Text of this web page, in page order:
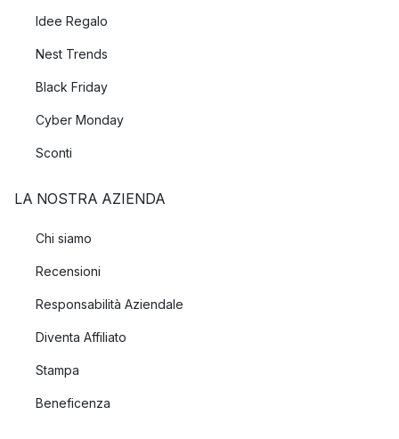
Idee Regalo
Nest Trends
Black Friday
Cyber Monday
Sconti
LA NOSTRA AZIENDA
Chi siamo
Recensioni
Responsabilità Aziendale
Diventa Affiliato
Stampa
Beneficenza